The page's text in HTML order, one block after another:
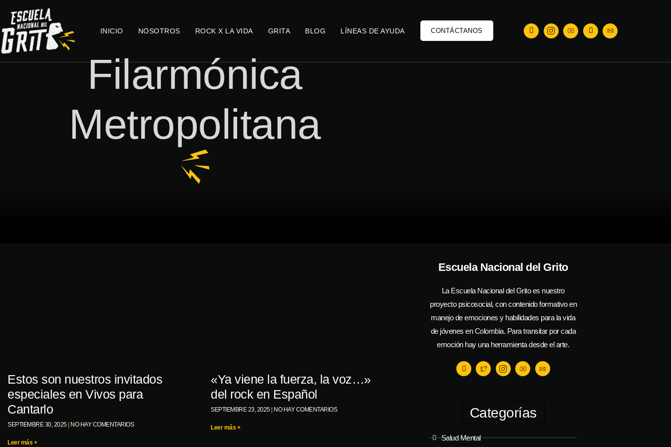
INICIO NOSOTROS ROCK X LA VIDA GRITA BLOG LÍNEAS DE AYUDA CONTÁCTANOS
Filarmónica
Metropolitana
Estos son nuestros invitados
especiales en Vivos para
Cantarlo
SEPTIEMBRE 30, 2025 NO HAY COMENTARIOS
Leer más +
«Ya viene la fuerza, la voz…»
del rock en Español
SEPTIEMBRE 23, 2025 NO HAY COMENTARIOS
Leer más +
Escuela Nacional del Grito
La Escuela Nacional del Grito es nuestro
proyecto psicosocial, con contenido formativo en
manejo de emociones y habilidades para la vida
de jóvenes en Colombia. Para transitar por cada
emoción hay una herramienta desde el arte.
Categorías
Salud Mental